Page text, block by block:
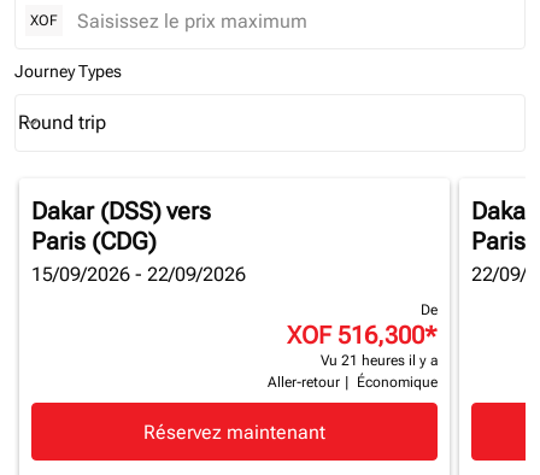
XOF
Journey Types
Journey Types option Round trip Selected
Round trip
keyboard_arrow_down
Dakar (DSS)vers
Paris (CDG)
15/09/2026 - 22/09/2026
De
XOF 516,300*
Vu 21 heures il y a
Aller-retour
Économique
Réservez maintenant
Dakar
Paris
22/09/